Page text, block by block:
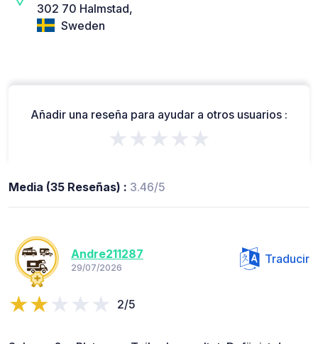
302 70 Halmstad,
Sweden
Añadir una reseña para ayudar a otros usuarios :
★★★★★
Media (35 Reseñas) : 3.46/5
Andre211287
29/07/2026
Traducir
2/5